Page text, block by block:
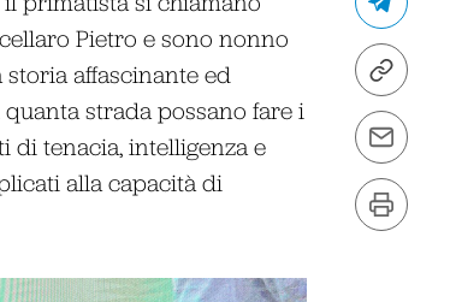
Pietro e sono nonno
storia affascinante ed
strada possano fare i
di tenacia, intelligenza e
alla capacità di